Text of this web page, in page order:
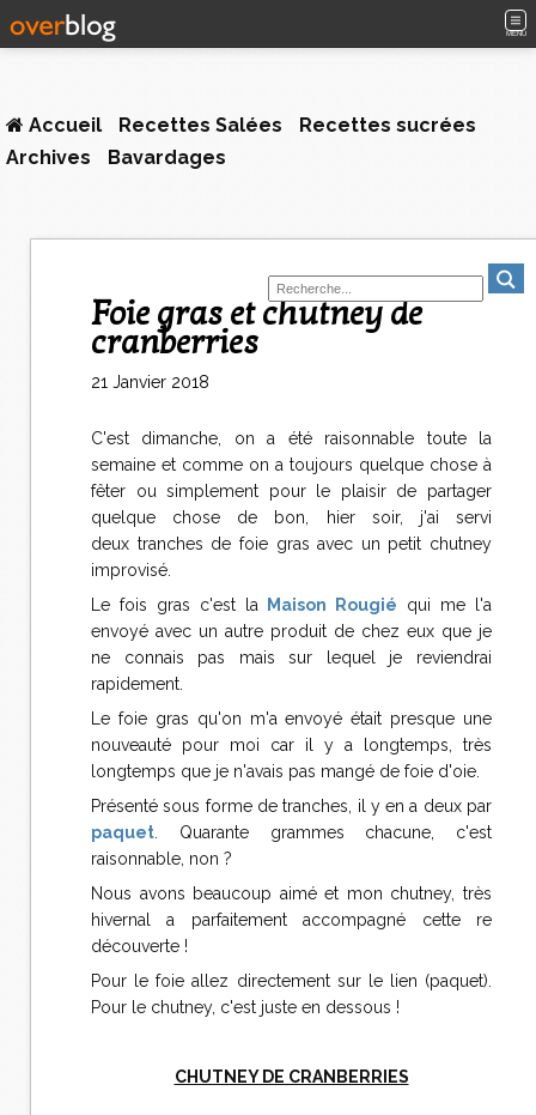
MENU
Accueil Recettes Salées
Recettes sucrées
Archives
Bavardages
Foie gras et chutney de
cranberries
21 Janvier 2018
C'est dimanche, on a été raisonnable toute la
semaine et comme on a toujours quelque chose à
fêter ou simplement pour le plaisir de partager
quelque chose de bon, hier soir, j'ai servi
deux tranches de foie gras avec un petit chutney
improvisé.
Le fois gras c'est la
Maison Rougié qui me l'a
envoyé avec un autre produit de chez eux que je
ne connais pas mais sur lequel je reviendrai
rapidement.
Le foie gras qu'on m'a envoyé était presque une
nouveauté pour moi car il y a longtemps, très
longtemps que je n'avais pas mangé de foie d'oie.
Présenté sous forme de tranches, il y en a deux par
paquet . Quarante grammes chacune, c'est
raisonnable, non ?
Nous avons beaucoup aimé et mon chutney, très
hivernal a parfaitement accompagné cette re
découverte !
Pour le foie allez directement sur le lien (paquet).
Pour le chutney, c'est juste en dessous !
CHUTNEY DE CRANBERRIES